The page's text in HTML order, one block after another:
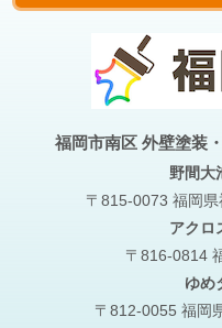
福岡市南区 外壁塗装
野間大
〒815-0073 福岡
アクロ
〒816-0814
ゆめ
〒812-0055 福岡